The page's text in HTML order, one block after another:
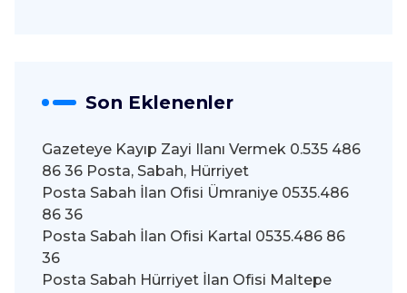
Son Eklenenler
Gazeteye Kayıp Zayi Ilanı Vermek 0.535 486
86 36 Posta, Sabah, Hürriyet
Posta Sabah İlan Ofisi Ümraniye 0535.486
86 36
Posta Sabah İlan Ofisi Kartal 0535.486 86
36
Posta Sabah Hürriyet İlan Ofisi Maltepe